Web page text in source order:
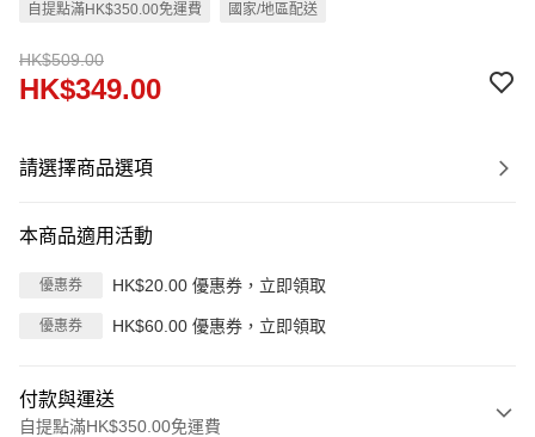
自提點滿HK$350.00免運費 國家/地區配送
HK$509.00
HK$349.00
請選擇商品選項
本商品適用活動
優惠券 HK$20.00 優惠券，立即領取
優惠券 HK$60.00 優惠券，立即領取
付款與運送
自提點滿HK$350.00免運費